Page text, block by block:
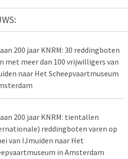
200 jaar KNRM: 30 reddingboten
met meer dan 100 vrijwilligers van
naar Het Scheepvaartmuseum
200 jaar KNRM: tientallen
reddingboten varen op
van IJmuiden naar Het
in Amsterdam